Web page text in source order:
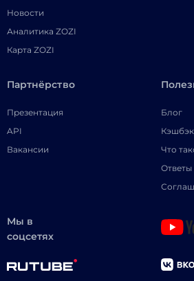
Новости
Аналитика ZOZI
Карта ZOZI
Партнёрство
Презентация
API
Вакансии
Блог
Что
Мы в
соцсетях